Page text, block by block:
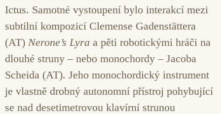
Ictus. Samotné vystoupení bylo interakcí mezi
subtilní kompozicí Clemense Gadenstättera
(AT) Nerone’s Lyra a pěti robotickými hráči na
dlouhé struny – nebo monochordy – Jacoba
Scheida (AT). Jeho monochordický instrument
je vlastně drobný autonomní přístroj pohybující
se nad desetimetrovou klavírní strunou